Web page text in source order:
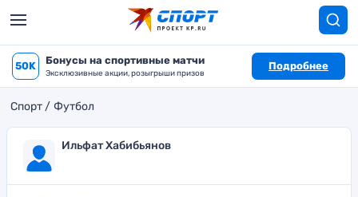
50K Бонусы на спортивные матчи
Эксклюзивные акции, розыгрыши призов
Подробнее
Спорт Футбол
Ильфат Хабибьянов